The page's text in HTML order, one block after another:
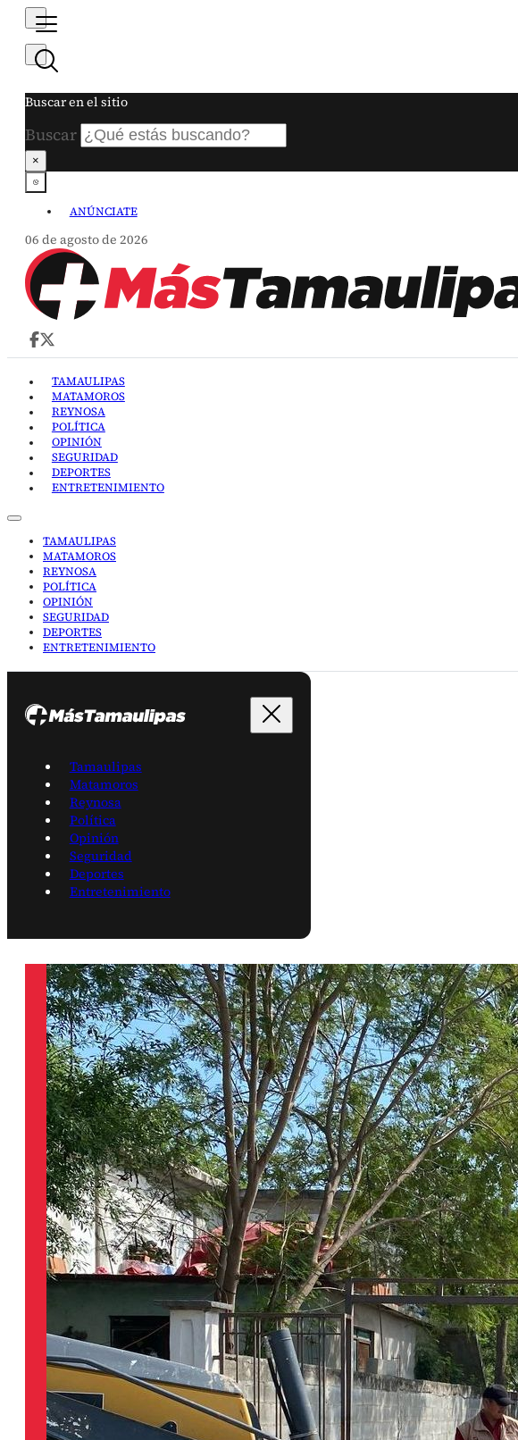
Buscar en el sitio
Buscar
×
ANÚNCIATE
06 de agosto de 2026
TAMAULIPAS
MATAMOROS
REYNOSA
POLÍTICA
OPINIÓN
SEGURIDAD
DEPORTES
ENTRETENIMIENTO
TAMAULIPAS
MATAMOROS
REYNOSA
POLÍTICA
OPINIÓN
SEGURIDAD
DEPORTES
ENTRETENIMIENTO
Tamaulipas
Matamoros
Reynosa
Política
Opinión
Seguridad
Deportes
Entretenimiento